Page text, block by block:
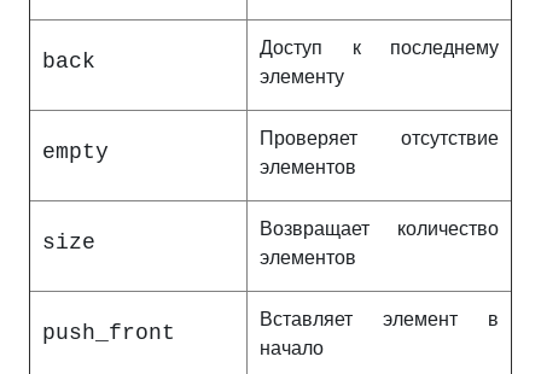
back
Доступ к последнему
элементу
empty
Проверяет отсутствие
элементов
size
Возвращает количество
элементов
push_front
Вставляет элемент в
начало